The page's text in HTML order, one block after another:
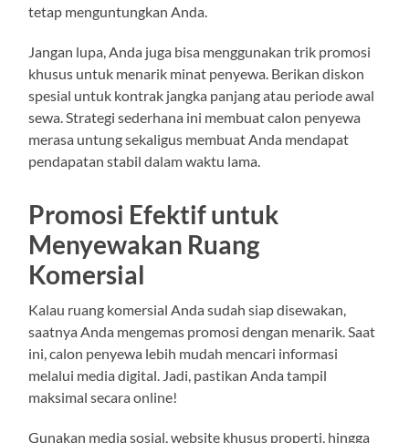
tetap menguntungkan Anda.
Jangan lupa, Anda juga bisa menggunakan trik promosi
khusus untuk menarik minat penyewa. Berikan diskon
spesial untuk kontrak jangka panjang atau periode awal
sewa. Strategi sederhana ini membuat calon penyewa
merasa untung sekaligus membuat Anda mendapat
pendapatan stabil dalam waktu lama.
Promosi Efektif untuk
Menyewakan Ruang
Komersial
Kalau ruang komersial Anda sudah siap disewakan,
saatnya Anda mengemas promosi dengan menarik. Saat
ini, calon penyewa lebih mudah mencari informasi
melalui media digital. Jadi, pastikan Anda tampil
maksimal secara online!
Gunakan media sosial, website khusus properti, hingga